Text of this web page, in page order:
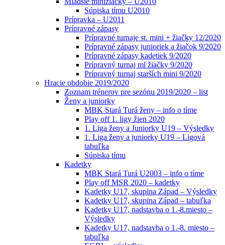
Súpiska tímu U2010
Prípravka – U2011
Prípravné zápasy
Prípravné turnaje st. mini + žiačky 12/2020
Prípravné zápasy junioriek a žiačok 9/2020
Prípravné zápasy kadetiek 9/2020
Prípravný turnaj ml žiačky 9/2020
Prípravný turnaj starších mini 9/2020
Hracie obdobie 2019/2020
Zoznam trénerov pre sezónu 2019/2020 – list
Ženy a juniorky
MBK Stará Turá ženy – info o tíme
Play off 1. ligy žien 2020
1. Liga ženy a Juniorky U19 – Výsledky
1. Liga ženy a juniorky U19 – Ligová
tabuľka
Súpiska tímu
Kadetky
MBK Stará Turá U2003 – info o tíme
Play off MSR 2020 – kadetky
Kadetky U17, skupina Západ – Výsledky
Kadetky U17, skupina Západ – tabuľka
Kadetky U17, nadstavba o 1.-8.miesto –
Výsledky
Kadetky U17, nadstavba o 1.-8. miesto –
tabuľka